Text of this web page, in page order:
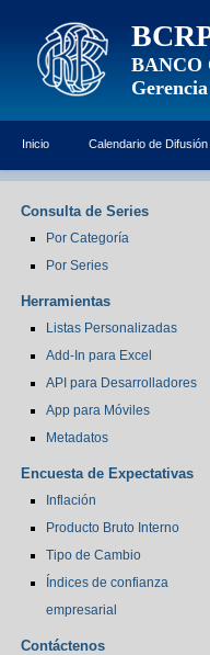
BANCO
Inicio Calendario de Difusión
Consulta de Series
Por Categoría
Por Series
Herramientas
Listas Personalizadas
Add-In para Excel
API para Desarrolladores
App para Móviles
Metadatos
Encuesta de Expectativas
Inflación
Producto Bruto Interno
Tipo de Cambio
Índices de confianza
empresarial
Contáctenos